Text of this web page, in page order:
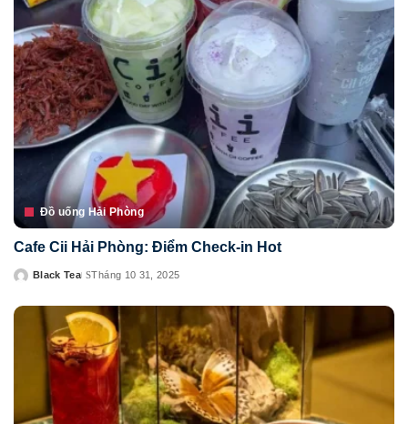
Đồ uống Hải Phòng
Cafe Cii Hải Phòng: Điểm Check-in Hot
Posted
Black Tea Tháng 10 31, 2025